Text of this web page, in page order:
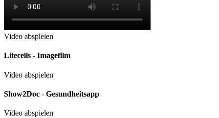
Video abspielen
Litecells - Imagefilm
Video abspielen
Show2Doc - Gesundheitsapp
Video abspielen